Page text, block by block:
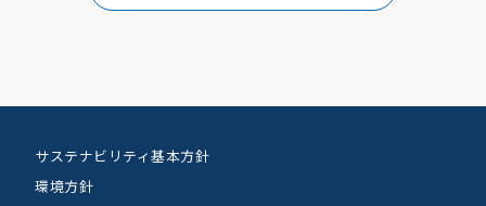
サステナビリティ基本方針
環境方針